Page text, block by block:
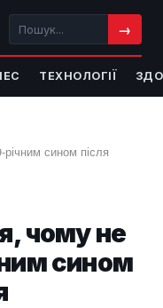
→
ТЕХНОЛОГІЇ
сином після
чому не
сином